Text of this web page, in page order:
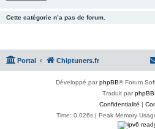
Cette catégorie n’a pas de forum.
Portal Chiptuners.fr
Développé parphpBB® Forum
Traduit par
Confidentialité |
Time: 0.026s | Peak Memory